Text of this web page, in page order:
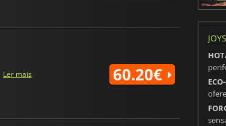
Ler mais 60.20€